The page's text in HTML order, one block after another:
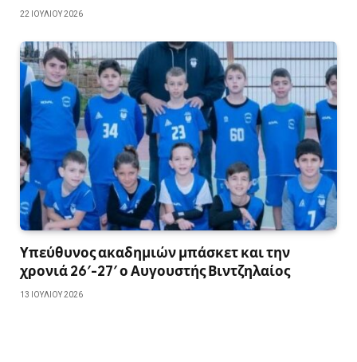
22 ΙΟΥΛΊΟΥ 2026
Υπεύθυνος ακαδημιών μπάσκετ και την
χρονιά 26′-27′ ο Αυγουστής Βιντζηλαίος
13 ΙΟΥΛΊΟΥ 2026